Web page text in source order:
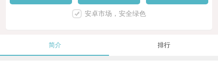
安卓市场，安全绿色
简介 排行